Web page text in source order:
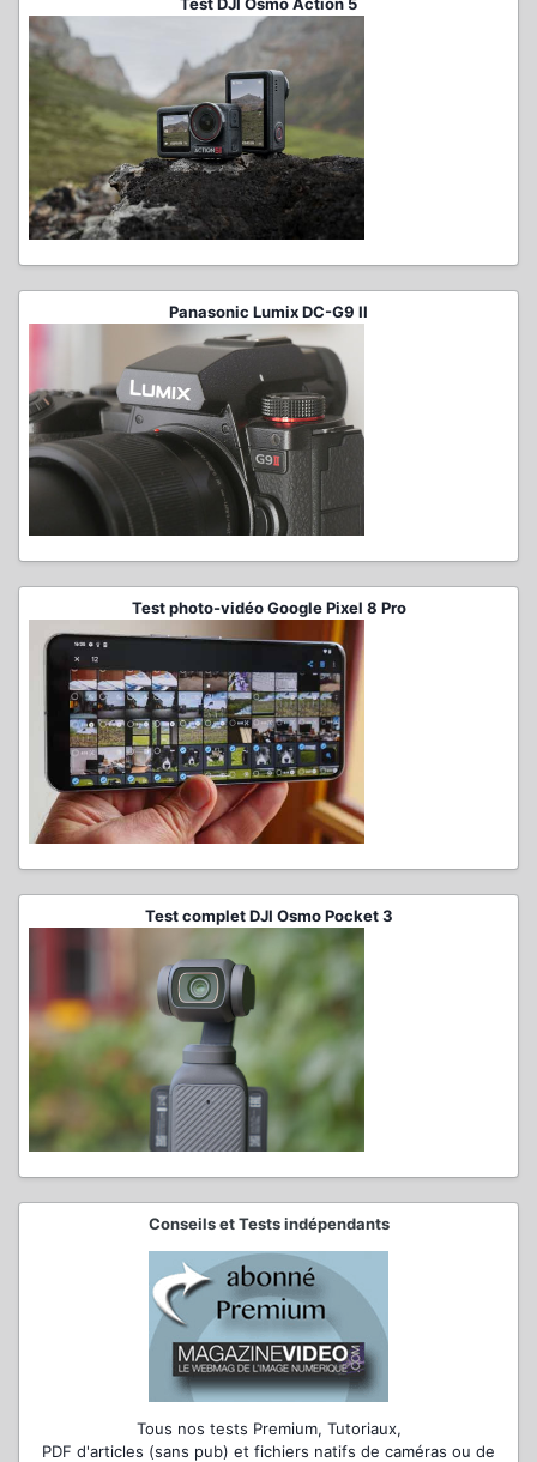
Panasonic Lumix DC-G9 II
Test photo-vidéo Google Pixel 8 Pro
Test complet DJI Osmo Pocket 3
Conseils et Tests indépendants
Tous nos tests Premium, Tutoriaux,
PDF d'articles (sans pub) et fichiers natifs de caméras ou de